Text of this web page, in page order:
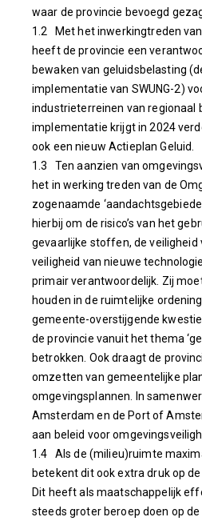
waar de provincie bevoegd
1.2 Met het inwerkingtreden
heeft de provincie een
bewaken van geluidsbelasting
implementatie van SWUNG-2)
industrieterreinen van regionaal
implementatie krijgt in 2024
ook een nieuw Actieplan Geluid.
1.3 Ten aanzien van
het in werking treden van de
zogenaamde
hierbij om de risico’s van het
gevaarlijke stoffen, de veiligheid
veiligheid van nieuwe
primair verantwoordelijk. Zij
houden in de ruimtelijke
gemeente-overstijgende
de provincie vanuit het thema
betrokken. Ook draagt de
omzetten van gemeentelijke
omgevingsplannen. In
Amsterdam en de Port of
aan beleid voor
1.4 Als de (milieu)ruimte
betekent dit ook extra druk op
Dit heeft als maatschappelijk
steeds groter beroep doen op